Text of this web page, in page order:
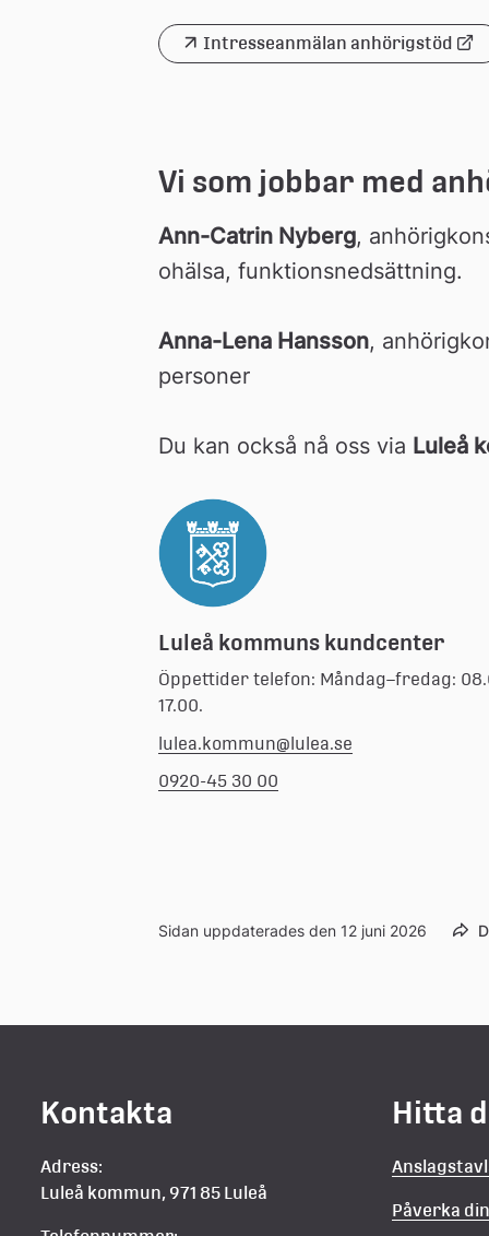
Intresseanmälan anhörigstöd
Länk
Vi som jobbar med
Ann-Catrin Nyberg,
ohälsa, funktionsnedsättning.
Anna-Lena Hansson,
personer
Du kan också nå oss via Luleå
Luleå kommuns kundcenter
Öppettider telefon: Måndag–fredag:
17.00.
lulea.kommun@lulea.se
0920-45 30 00
Sidan uppdaterades den 12 juni 2026
Kontakta
Adress:
Luleå kommun, 971 85 Luleå
Hitta
Påverka